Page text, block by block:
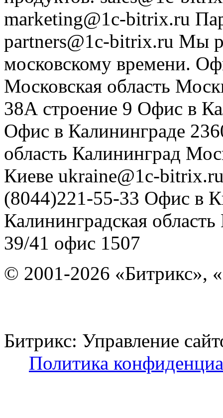
marketing@1c-bitrix.ru
partners@1c-bitrix.ru Мы
московскому времени.
Московская область
38А строение 9 Офис в
Офис в Калининграде
область Калининград
Киеве ukraine@1c-
(8044)221-55-33 Офис в
Калининградская область
39/41 офис 1507
© 2001-2026 «Битрикс»,
Битрикс: Управление
Политика